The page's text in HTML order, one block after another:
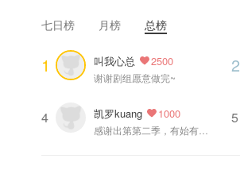
配乐：宏宇、李卓远@李卓远Michael 、Million
对白编辑：小飞
拟音：许振伟、李雅洁
配音导演：露西@露西LUCY姐姐
配音统筹：婉笛
七日榜 月榜 总榜
1 叫我心总 2500
谢谢剧组愿意做完~
2
4 凯罗kuang 1000 5